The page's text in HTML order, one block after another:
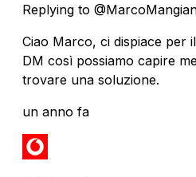
Replying to
Ciao Marco, ci dispiace per
DM così possiamo capire
trovare una soluzione.
un anno fa